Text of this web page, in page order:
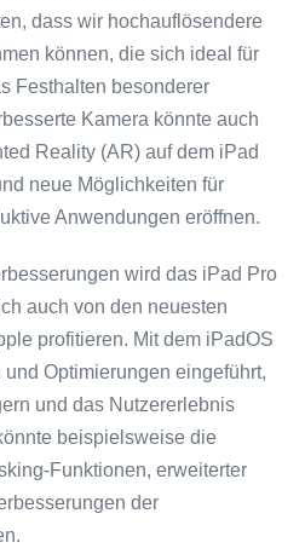
dass wir hochauflösendere
können, die sich ideal für
Festhalten besonderer
Kamera könnte auch
Reality (AR) auf dem iPad
neue Möglichkeiten für
Anwendungen eröffnen.
wird das iPad Pro
auch von den neuesten
profitieren. Mit dem iPadOS
Optimierungen eingeführt,
und das Nutzererlebnis
beispielsweise die
Funktionen, erweiterter
der